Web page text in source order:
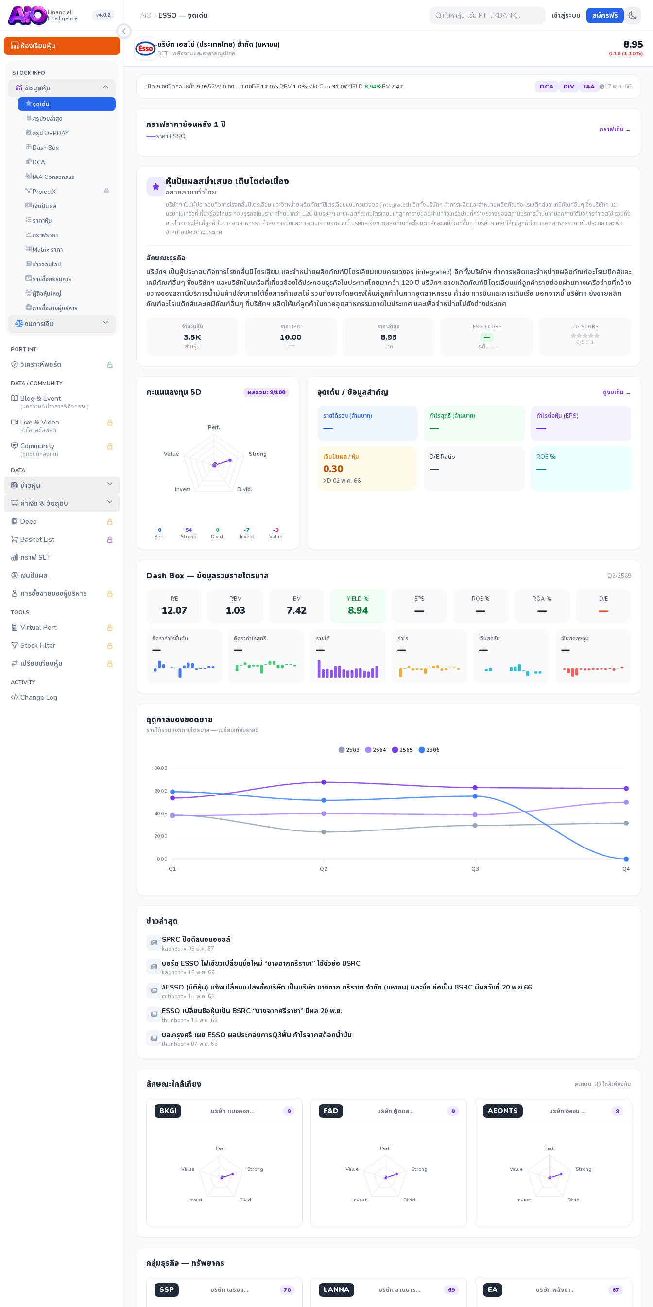
Financial
Intelligence
v4.0.2
ห้องเรียนหุ้น
STOCK INFO
ข้อมูลหุ้น
จุดเด่น
สรุปงบล่าสุด
สรุป OPPDAY
Dash Box
DCA
IAA Consensus
ProjectX
เงินปันผล
ราคาหุ้น
กราฟราคา
Matrix ราคา
ข่าวออนไลน์
รายชื่อกรรมการ
ผู้ถือหุ้นใหญ่
การซื้อขายผู้บริหาร
งบการเงิน
PORT INT
วิเคราะห์พอร์ต
DATA / COMMUNITY
Blog & Event
(บทความ&ข่าวสาร&กิจกรรม)
Live & Video
วิดีโอและไลฟ์สด
Community
(ชุมชนนักลงทุน)
DATA
ข่าวหุ้น
ค่าเงิน & วัตถุดิบ
Deep
Basket List
กราฟ SET
เงินปันผล
การซื้อขายของผู้บริหาร
TOOLS
Virtual Port
Stock Filter
เปรียบเทียบหุ้น
ACTIVITY
Change Log
AiO ESSO — จุดเด่น ค้นหาหุ้น เช่น PTT, KBANK... เข้าสู่ระบบ สมัครฟรี
บริษัท เอสโซ่ (ประเทศไทย) จำกัด (มหาชน)
SET · พลังงานและสาธารณูปโภค
8.95
0.10 (1.10%)
เปิด 9.00ปิดก่อนหน้า 9.0552W 0.00 – 0.00P/E 12.07xP/BV 1.03xMkt Cap 31.0KYIELD 8.94%BV7.42 DCA DIV IAA 17 พ.ย. 66
กราฟราคาย้อนหลัง 1 ปี
ราคา ESSO
กราฟเต็ม →
หุ้นปันผลสม่ำเสมอ เติบโตต่อเนื่อง
ขยายสาขาทั่วไทย
บริษัทฯ เป็นผู้ประกอบกิจการโรงกลั่นปิโตรเลียม และจำหน่ายผลิตภัณฑ์ปิโตรเลียมแบบครบวงจร (integrated) อีกทั้งบริษัทฯ ทำการผลิตและจำหน่ายผลิตภัณฑ์อะโรเมติกส์และเคมีภัณฑ์อื่นๆ ซึ่งบริษัทฯ และ
บริษัทในเครือที่เกี่ยวข้องได้ประกอบธุรกิจในประเทศไทยมากว่า 120 ปี บริษัทฯ ขายผลิตภัณฑ์ปิโตรเลียมแก่ลูกค้ารายย่อยผ่านทางเครือข่ายที่กว้างขวางของสถานีบริการน้ำมันค้าปลีกภายใต้ชื่อการค้าเอสโซ่ รวมทั้ง
ขายโดยตรงให้แก่ลูกค้าในภาคอุตสาหกรรม ค้าส่ง การบินและการเดินเรือ นอกจากนี้ บริษัทฯ ยังขายผลิตภัณฑ์อะโรเมติกส์และเคมีภัณฑ์อื่นๆ ที่บริษัทฯ ผลิตให้แก่ลูกค้าในภาคอุตสาหกรรมภายในประเทศ และเพี่อ
จำหน่ายไปยังต่างประเทศ
ลักษณะธุรกิจ
บริษัทฯ เป็นผู้ประกอบกิจการโรงกลั่นปิโตรเลียม และจำหน่ายผลิตภัณฑ์ปิโตรเลียมแบบครบวงจร (integrated) อีกทั้งบริษัทฯ ทำการผลิตและจำหน่ายผลิตภัณฑ์อะโรเมติกส์และ
เคมีภัณฑ์อื่นๆ ซึ่งบริษัทฯ และบริษัทในเครือที่เกี่ยวข้องได้ประกอบธุรกิจในประเทศไทยมากว่า 120 ปี บริษัทฯ ขายผลิตภัณฑ์ปิโตรเลียมแก่ลูกค้ารายย่อยผ่านทางเครือข่ายที่กว้าง
ขวางของสถานีบริการน้ำมันค้าปลีกภายใต้ชื่อการค้าเอสโซ่ รวมทั้งขายโดยตรงให้แก่ลูกค้าในภาคอุตสาหกรรม ค้าส่ง การบินและการเดินเรือ นอกจากนี้ บริษัทฯ ยังขายผลิต
ภัณฑ์อะโรเมติกส์และเคมีภัณฑ์อื่นๆ ที่บริษัทฯ ผลิตให้แก่ลูกค้าในภาคอุตสาหกรรมภายในประเทศ และเพี่อจำหน่ายไปยังต่างประเทศ
จำนวนหุ้น
3.5K
ล้านหุ้น
ราคา IPO
10.00
บาท
ราคาล่าสุด
8.95
บาท
ESG SCORE
—
ระดับ —
CG SCORE
0/5 ดาว
คะแนนลงทุน 5D ผลรวม: 9/100
Perf.
Strong
Divid.
Invest
Value
0
Perf.
54
Strong
0
Divid.
-7
Invest
-3
Value
จุดเด่น / ข้อมูลสำคัญ ดูงบเต็ม →
รายได้รวม (ล้านบาท)
—
กำไรสุทธิ (ล้านบาท)
—
กำไรต่อหุ้น (EPS)
—
เงินปันผล / หุ้น
0.30
XD 02 พ.ค. 66
D/E Ratio
—
ROE %
—
Dash Box — ข้อมูลรวมรายไตรมาส Q2/2569
P/E
12.07
P/BV
1.03
BV
7.42
YIELD %
8.94
EPS
—
ROE %
—
ROA %
—
D/E
—
อัตรากำไรขั้นต้น
—
อัตรากำไรสุทธิ
—
รายได้
—
กำไร
—
เงินสดรับ
—
เงินสดลงทุน
—
ฤดูกาลของยอดขาย
รายได้รวมแยกตามไตรมาส — เปรียบเทียบรายปี
2563 2564 2565 2566
80.0B
60.0B
40.0B
20.0B
0.0B
Q1 Q2 Q3 Q4
ข่าวล่าสุด
SPRC ปิดดีลนอนออยล์
kaohoon• 05 ม.ค. 67
บอร์ด ESSO ไฟเขียวเปลี่ยนชื่อใหม่ “บางจากศรีราชา” ใช้ตัวย่อ BSRC
kaohoon• 15 พ.ย. 66
#ESSO (มิติหุ้น) แจ้งเปลี่ยนแปลงชื่อบริษัท เป็นบริษัท บางจาก ศรีราชา จำกัด (มหาชน) และชื่อ ย่อเป็น BSRC มีผลวันที่ 20 พ.ย.66
mitihoon• 15 พ.ย. 66
ESSO เปลี่ยนชื่อหุ้นเป็น BSRC “บางจากศรีราชา” มีผล 20 พ.ย.
thunhoon• 15 พ.ย. 66
บล.กรุงศรี เผย ESSO ผลประกอบการQ3ฟื้น กำไรจากสต็อกน้ำมัน
thunhoon• 07 พ.ย. 66
ลักษณะใกล้เคียง คะแนน 5D ใกล้เคียงกัน
BKGI บริษัท แบงคอก… 9
Perf.
Strong
Divid.
Invest
Value
F&D บริษัท ฟู้ดแอ… 9
Perf.
Strong
Divid.
Invest
Value
AEONTS บริษัท อิออน … 9
Perf.
Strong
Divid.
Invest
Value
กลุ่มธุรกิจ — ทรัพยากร
SSP บริษัท เสริมส… 70 LANNA บริษัท ลานนาร… 69 EA บริษัท พลังงา… 67